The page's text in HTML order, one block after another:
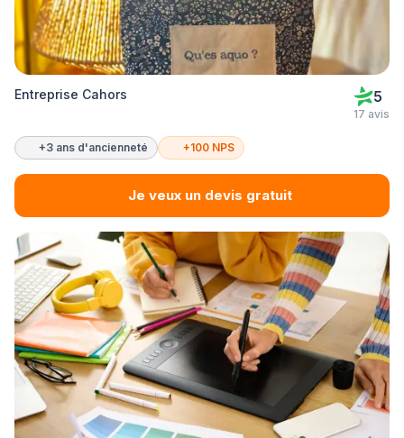
Entreprise Cahors 5
17 avis
+3 ans d'ancienneté +100 NPS
Je veux un devis gratuit